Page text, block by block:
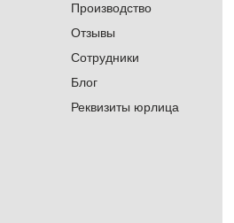
Производство
Отзывы
Сотрудники
Блог
Реквизиты юрлица